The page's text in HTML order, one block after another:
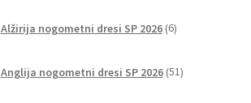
Alžirija nogometni dresi SP 2026 6izdelkov
Anglija nogometni dresi SP 2026 51izdelkov